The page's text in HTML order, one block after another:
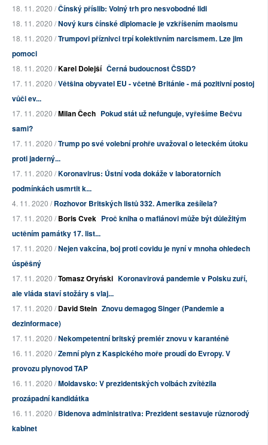
18. 11. 2020 /Čínský příslib: Volný trh pro nesvobodné lidi
18. 11. 2020 /Nový kurs čínské diplomacie je vzkříšením maoismu
18. 11. 2020 /Trumpovi příznivci trpí kolektivním narcismem. Lze jim
pomoci
18. 11. 2020 /Karel Dolejší Černá budoucnost ČSSD?
17. 11. 2020 /Většina obyvatel EU - včetně Británie - má pozitivní postoj
vůči ev...
17. 11. 2020 /Milan Čech Pokud stát už nefunguje, vyřešíme Bečvu
sami?
17. 11. 2020 /Trump po své volební prohře uvažoval o leteckém útoku
proti jaderný...
17. 11. 2020 /Koronavirus: Ústní voda dokáže v laboratorních
podmínkách usmrtit k...
4. 11. 2020 /Rozhovor Britských listů 332. Amerika zešílela?
17. 11. 2020 /Boris Cvek Proč kniha o mafiánovi může být důležitým
uctěním památky 17. list...
17. 11. 2020 /Nejen vakcína, boj proti covidu je nyní v mnoha ohledech
úspěšný
17. 11. 2020 /Tomasz Oryński Koronavirová pandemie v Polsku zuří,
ale vláda staví stožáry s vlaj...
17. 11. 2020 /David Stein Znovu demagog Singer (Pandemie a
dezinformace)
17. 11. 2020 /Nekompetentní britský premiér znovu v karanténě
16. 11. 2020 /Zemní plyn z Kaspického moře proudí do Evropy. V
provozu plynovod TAP
16. 11. 2020 /Moldavsko: V prezidentských volbách zvítězila
prozápadní kandidátka
16. 11. 2020 /Bidenova administrativa: Prezident sestavuje různorodý
kabinet